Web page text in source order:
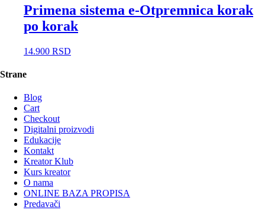
Primena sistema e-Otpremnica korak
po korak
14.900 RSD
Strane
Blog
Cart
Checkout
Digitalni proizvodi
Edukacije
Kontakt
Kreator Klub
Kurs kreator
O nama
ONLINE BAZA PROPISA
Predavači